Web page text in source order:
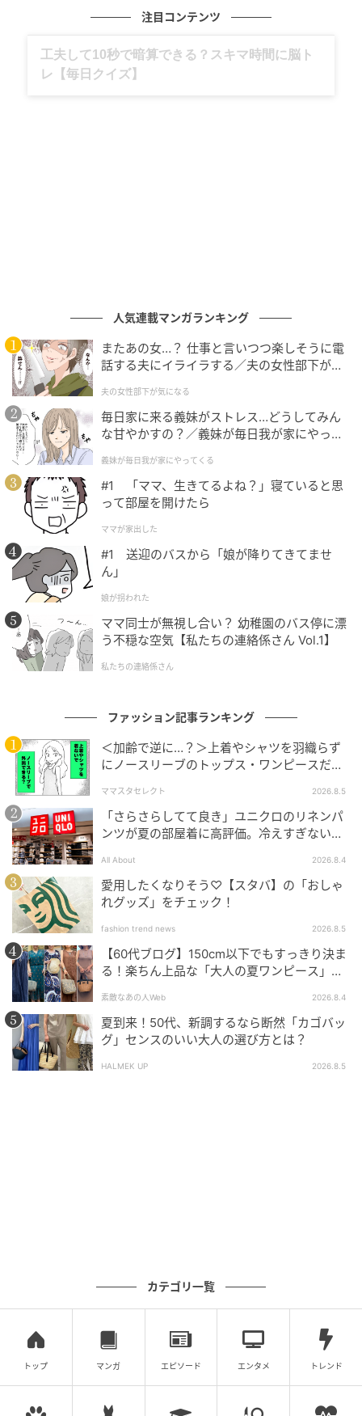
【ユニクロ】「シャーリングボリュームスリーブT」各
¥2,990（税込）
繊細なシャーリングが施された一着は、ガーリーな雰
囲気を楽しみたい日にぴったり。公式サイトによると
「肌離れも伸びもよく、快適な着心地」とのことで、
程よいフィット感がありつつもストレスフリーに過ご
せそう。タイトな身頃とボリューム袖のメリハリが、
大人に似合う甘さを演出。ハイウエストのスカートに
インして、女性らしさを引き立てる装いを楽しんで。
レースの透け感で大人シックに
ーンズ合わせから、きれいめなスラックスまで幅広く
※すべての商品情報・画像はユニクロ出典です。
※記事内の情報は執筆時のものになります。価格変更
や、販売終了の可能性もございます。最新の商品情報
は各お店・ブランドなどにご確認くださいませ。
注目コンテンツ
グルメ、ギャグ、子育て、旅行記……全部、読
めます。
人気連載マンガランキング
またあの女…？ 仕事と言いつつ楽しそうに電
話する夫にイライラする／夫の女性部下が気
夫の女性部下が気になる
毎日家に来る義妹がストレス…どうしてみん
な甘やかすの？／義妹が毎日我が家にやって
が】
義妹が毎日我が家にやってくる
#1 「ママ、生きてるよね？」寝ていると思
って部屋を開けたら
ママが家出した
#1 送迎のバスから「娘が降りてきてませ
ん」
娘が拐われた
ママ同士が無視し合い？ 幼稚園のバス停に漂
う不穏な空気【私たちの連絡係さん Vol.1】
私たちの連絡係さん
ファッション記事ランキング
＜加齢で逆に…？＞上着やシャツを羽織らず
にノースリーブのトップス・ワンピースだけ
ママスタセレクト 2026.8.5
「さらさらしてて良き」ユニクロのリネンパ
ンツが夏の部屋着に高評価。冷えすぎない肌
All About 2026.8.4
愛用したくなりそう♡【スタバ】の「おしゃ
れグッズ」をチェック！
fashion trend news 2026.8.5
【60代ブログ】150cm以下でもすっきり決ま
る！楽ちん上品な「大人の夏ワンピース」コ
素敵なあの人Web 2026.8.4
夏到来！50代、新調するなら断然「カゴバッ
グ」センスのいい大人の選び方とは？
HALMEK UP 2026.8.5
カテゴリ一覧
トップ マンガ エピソード エンタメ トレンド